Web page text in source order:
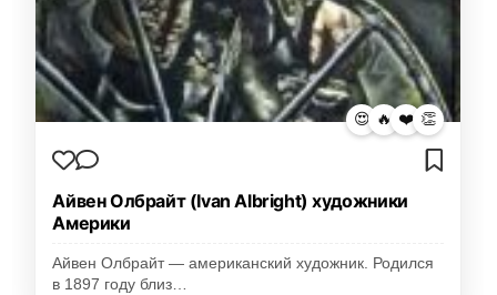
😍 🔥 ❤️ 👏
Айвен Олбрайт (Ivan Albright) художники
Америки
Айвен Олбрайт — американский художник. Родился
в 1897 году близ…